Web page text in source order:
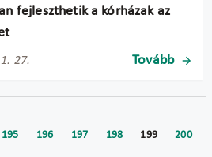
fejleszthetik a kórházak az
27. Tovább
195 196 197 198 199 200